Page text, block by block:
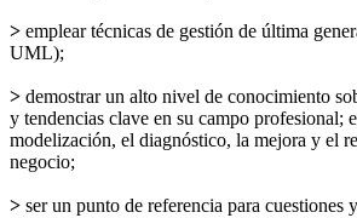
> emplear técnicas de gestión de última
UML);
> demostrar un alto nivel de conocimiento
y tendencias clave en su campo profesional;
modelización, el diagnóstico, la mejora y el
negocio;
> ser un punto de referencia para cuestiones